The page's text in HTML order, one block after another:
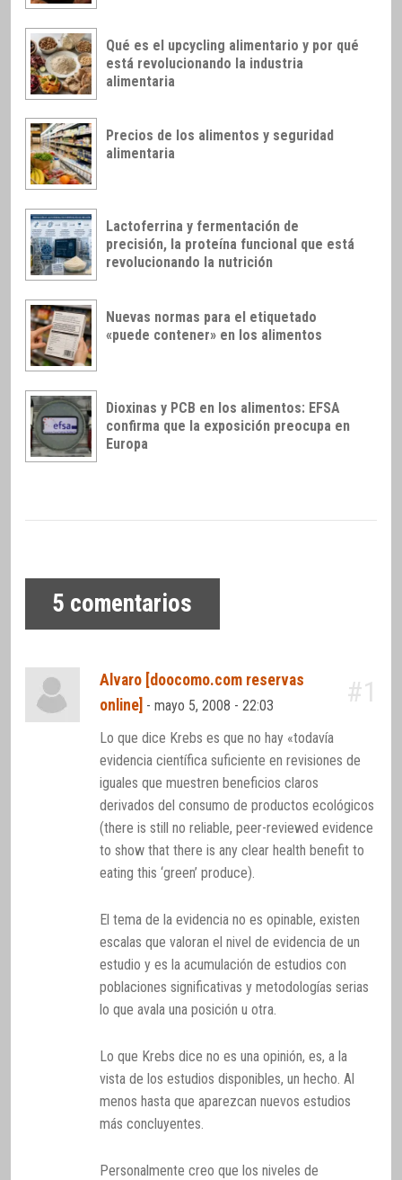
Qué es el upcycling alimentario y por qué
está revolucionando la industria
alimentaria
Precios de los alimentos y seguridad
alimentaria
Lactoferrina y fermentación de
precisión, la proteína funcional que está
revolucionando la nutrición
Nuevas normas para el etiquetado
«puede contener» en los alimentos
Dioxinas y PCB en los alimentos: EFSA
confirma que la exposición preocupa en
Europa
5 comentarios
Alvaro [doocomo.com reservas
online] -mayo 5, 2008 - 22:03 #1
Lo que dice Krebs es que no hay «todavía
evidencia científica suficiente en revisiones de
iguales que muestren beneficios claros
derivados del consumo de productos ecológicos
(there is still no reliable, peer-reviewed evidence
to show that there is any clear health benefit to
eating this ‘green’ produce).
El tema de la evidencia no es opinable, existen
escalas que valoran el nivel de evidencia de un
estudio y es la acumulación de estudios con
poblaciones significativas y metodologías serias
lo que avala una posición u otra.
Lo que Krebs dice no es una opinión, es, a la
vista de los estudios disponibles, un hecho. Al
menos hasta que aparezcan nuevos estudios
más concluyentes.
Personalmente creo que los niveles de